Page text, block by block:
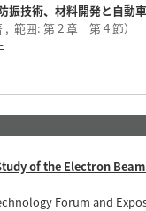
振技術、材料開発と自動
, 範囲: 第２章 第４節）
of the Electron
Forum and